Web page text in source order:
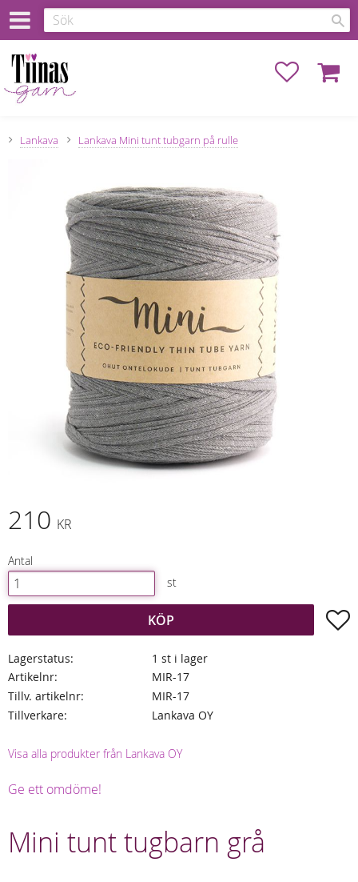
Favoriter
Lankava Lankava Mini tunt tubgarn på rulle
210 KR
Antal
st
KÖP
Lagerstatus
1 st i lager
Artikelnr
MIR-17
Tillv. artikelnr
MIR-17
Tillverkare
Lankava OY
Visa alla produkter från Lankava OY
Ge ett omdöme!
Mini tunt tugbarn grå